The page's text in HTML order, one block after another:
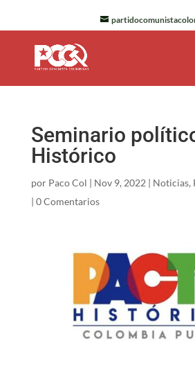
Seminario
Histórico
por Paco Col | Nov 9, 2022 | Noticias,
| 0 Comentarios